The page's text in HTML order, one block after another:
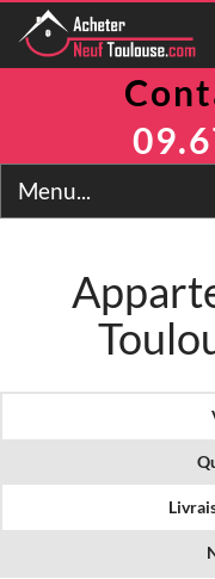
BRS
Financement
Contact